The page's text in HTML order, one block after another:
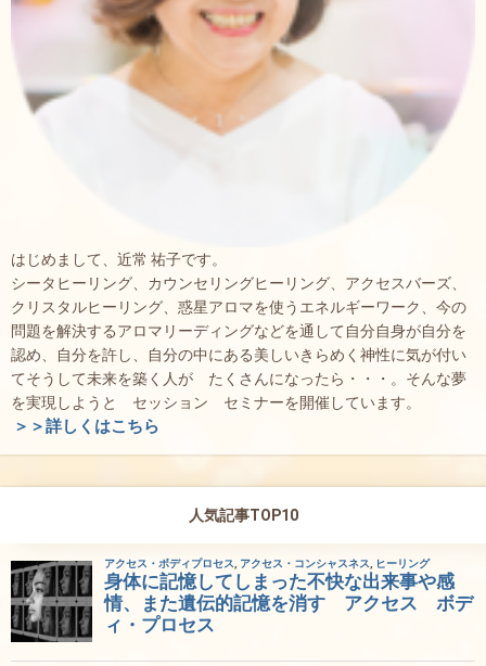
はじめまして、近常 祐子です。
シータヒーリング、カウンセリングヒーリング、アクセスバーズ、
クリスタルヒーリング、惑星アロマを使うエネルギーワーク、今の
問題を解決するアロマリーディングなどを通して自分自身が自分を
認め、自分を許し、自分の中にある美しいきらめく神性に気が付い
てそうして未来を築く人が たくさんになったら・・・。そんな夢
を実現しようと セッション セミナーを開催しています。
＞＞詳しくはこちら
人気記事TOP10